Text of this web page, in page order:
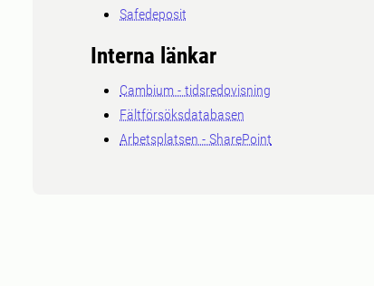
Safedeposit
Interna länkar
Cambium - tidsredovisning
Fältförsöksdatabasen
Arbetsplatsen - SharePoint